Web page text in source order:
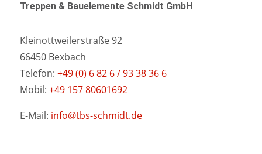
Treppen & Bauelemente Schmidt GmbH
Kleinottweilerstraße 92
66450 Bexbach
Telefon: +49 (0) 6 82 6 / 93 38 36 6
Mobil: +49 157 80601692
E-Mail: info@tbs-schmidt.de